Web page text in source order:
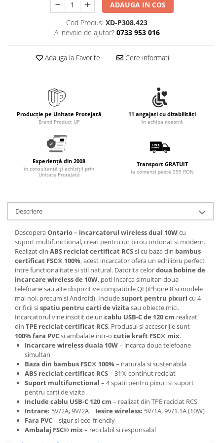
Carioci si creioane colorate
Ascutitori, radiere, agrafe
Foarfece pentru birou
Curatenie si igiena
Produse Antibacteriene
Articole pentru baie
Articole pentru bucatarie
Hartie igienica, prosoape hartie si
dispensere
geamuri, mobila
Articole pentru birou, suprafete,
pardoseli
Intretinere si odorizante masina
Saci de gunoi
Accesorii pentru curatenie
Tipografie si stampile
Formulare tipizate
Caiete si blocnotesuri
personalizate
Stampile, tusiere si tus
Protectia muncii si Imbracaminte
Imbracaminte
Tricouri
Bluze & Pulovere
ADAUGA IN COS
Cod Produs: XD-P308.423
Ai nevoie de ajutor? 0733 953 016
Adauga la Favorite Cere informatii
Producție pe Unitate Protejată
Brand Product UP
11 angajați cu dizabilități
în echipa noastră
Experiență din 2008
în consultanță și achiziții prin
Unitate Protejată
Transport GRATUIT
la comenzi peste 399 RON
Descriere
DescoperaOntario – incarcatorul wireless dual 10Wcu
suport multifunctional, creat pentru un birou ordonat si modern.
Realizat din ABS reciclat certificat RCSsi cu baza din bambus
certificat FSC® 100%, acest incarcator ofera un echilibru perfect
intre functionalitate si stil natural. Datorita celordoua bobine de
incarcare wireless de 10W, poti incarca simultan doua
telefoane sau alte dispozitive compatibile QI (iPhone 8 si modele
mai noi, precum si Android). Includesuport pentru pixuri cu 4
orificii sispatiu pentru carti de vizita sau obiecte mici.
Incarcatorul vine insotit de un cablu USB-C de 120 cm realizat
din TPE reciclat certificat RCS. Produsul si accesoriile sunt
100% fara PVCsi ambalate intr-o cutie kraft FSC® mix.
Incarcare wireless duala 10W– incarca doua telefoane
simultan
Baza din bambus FSC® 100%– naturala si sustenabila
ABS reciclat certificat RCS– 31% continut reciclat
Suport multifunctional – 4 spatii pentru pixuri si suport
pentru carti de vizita
Include cablu USB-C 120 cm – realizat din TPE reciclat RCS
Intrare: 5V/2A, 9V/2A | Iesire wireless: 5V/1A, 9V/1.1A (10W)
Fara PVC– sigur si eco-friendly
Ambalaj FSC® mix– reciclabil si responsabil